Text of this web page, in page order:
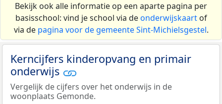
Bekijk ook alle informatie op een aparte pagina per
basisschool: vind je school via deonderwijskaartof
via de pagina voor de gemeente Sint-Michielsgestel.
Kerncijfers kinderopvang en primair
onderwijs
Vergelijk de cijfers over het onderwijs in de
woonplaats Gemonde.